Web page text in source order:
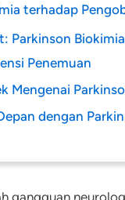
terhadap
Parkinson Biokimia
Penemuan
Mengenai
dengan
gangguan